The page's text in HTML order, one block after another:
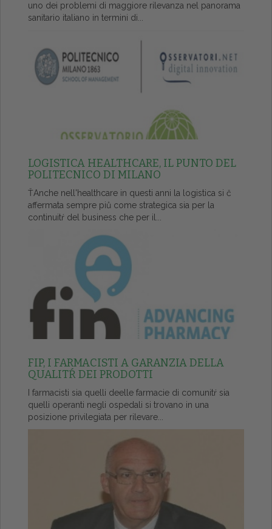
uno dei problemi di maggiore rilevanza nel panorama
sanitario italiano in termini di...
LOGISTICA HEALTHCARE, IL PUNTO DEL
POLITECNICO DI MILANO
ŤAnche nell'healthcare in questi anni la logistica si č
affermata sempre piů come strategica sia per la
continuitŕ del business che per il...
FIP, I FARMACISTI A GARANZIA DELLA
QUALITŔ DEI PRODOTTI
I farmacisti sia quelli deelle farmacie di comunitŕ sia
quelli operanti negli ospedali si trovano in una
posizione privilegiata per rilevare...